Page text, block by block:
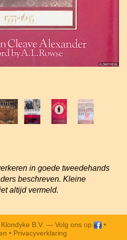
in goede tweedehands
beschreven. Kleine
altijd vermeld.
B.V. — Volg ons op
•
• Privacyverklaring